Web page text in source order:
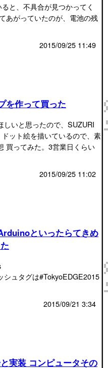
と、不具合が見つかってく
あがっていたのが、電池の残
2015/09/25 11:49
を作って買った
しいと思ったので、SUZURI
ット絵を描いているので、素
買ってみた。3営業日くらい
2015/09/25 11:02
といったらてきめ
ュタグは#TokyoEDGE2015
2015/09/21 3:34
実装 コンピュータその